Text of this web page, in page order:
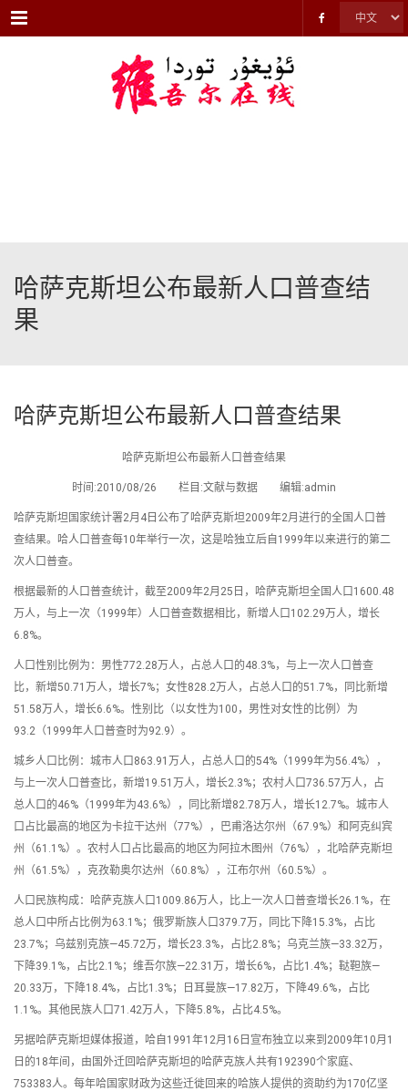
Menu
哈萨克斯坦公布最新人口普查结
果
哈萨克斯坦公布最新人口普查结果
哈萨克斯坦公布最新人口普查结果
时间:2010/08/26 栏目:文献与数据 编辑:admin
哈萨克斯坦国家统计署2月4日公布了哈萨克斯坦2009年2月进行的全国人口普
查结果。哈人口普查每10年举行一次，这是哈独立后自1999年以来进行的第二
次人口普查。
根据最新的人口普查统计，截至2009年2月25日，哈萨克斯坦全国人口1600.48
万人，与上一次（1999年）人口普查数据相比，新增人口102.29万人，增长
6.8%。
人口性别比例为：男性772.28万人，占总人口的48.3%，与上一次人口普查
比，新增50.71万人，增长7%；女性828.2万人，占总人口的51.7%，同比新增
51.58万人，增长6.6%。性别比（以女性为100，男性对女性的比例）为
93.2（1999年人口普查时为92.9）。
城乡人口比例：城市人口863.91万人，占总人口的54%（1999年为56.4%），
与上一次人口普查比，新增19.51万人，增长2.3%；农村人口736.57万人，占
总人口的46%（1999年为43.6%），同比新增82.78万人，增长12.7%。城市人
口占比最高的地区为卡拉干达州（77%），巴甫洛达尔州（67.9%）和阿克纠宾
州（61.1%）。农村人口占比最高的地区为阿拉木图州（76%），北哈萨克斯坦
州（61.5%），克孜勒奥尔达州（60.8%），江布尔州（60.5%）。
人口民族构成：哈萨克族人口1009.86万人，比上一次人口普查增长26.1%，在
总人口中所占比例为63.1%；俄罗斯族人口379.7万，同比下降15.3%，占比
23.7%；乌兹别克族—45.72万，增长23.3%，占比2.8%；乌克兰族—33.32万，
下降39.1%，占比2.1%；维吾尔族—22.31万，增长6%，占比1.4%；鞑靼族—
20.33万，下降18.4%，占比1.3%；日耳曼族—17.82万，下降49.6%，占比
1.1%。其他民族人口71.42万人，下降5.8%，占比4.5%。
另据哈萨克斯坦媒体报道，哈自1991年12月16日宣布独立以来到2009年10月1
日的18年间，由国外迁回哈萨克斯坦的哈萨克族人共有192390个家庭、
753383人。每年哈国家财政为这些迁徙回来的哈族人提供的资助约为170亿坚